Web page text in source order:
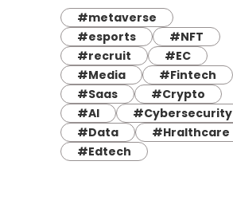
#metaverse
#esports
#NFT
#recruit
#EC
#Media
#Fintech
#Saas
#Crypto
#AI
#Cybersecurity
#Data
#Hralthcare
#Edtech